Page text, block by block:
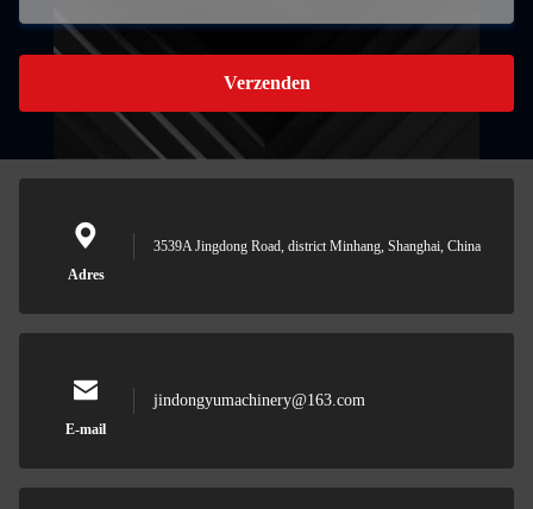
Verzenden
Adres
3539A Jingdong Road, district Minhang, Shanghai, China
E-mail
jindongyumachinery@163.com